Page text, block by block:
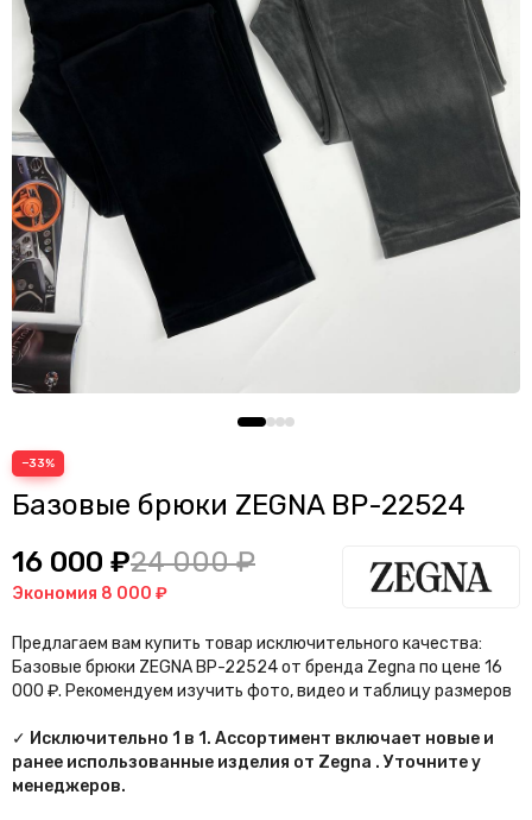
Пуховики
Рубашки
Свитеры
Свитшоты, кофты и худи
Спортивные костюмы
Футболки
Шорты
Кардиганы
Поло
−33%
Базовые брюки ZEGNA BP-22524
16 000 ₽24 000 ₽
Экономия 8 000 ₽
Предлагаем вам купить товар исключительного качества:
Базовые брюки ZEGNA BP-22524 от бренда Zegna по цене 16
000 ₽. Рекомендуем изучить фото, видео и таблицу размеров
✓ Исключительно 1 в 1. Ассортимент включает новые и
ранее использованные изделия от Zegna . Уточните у
менеджеров.